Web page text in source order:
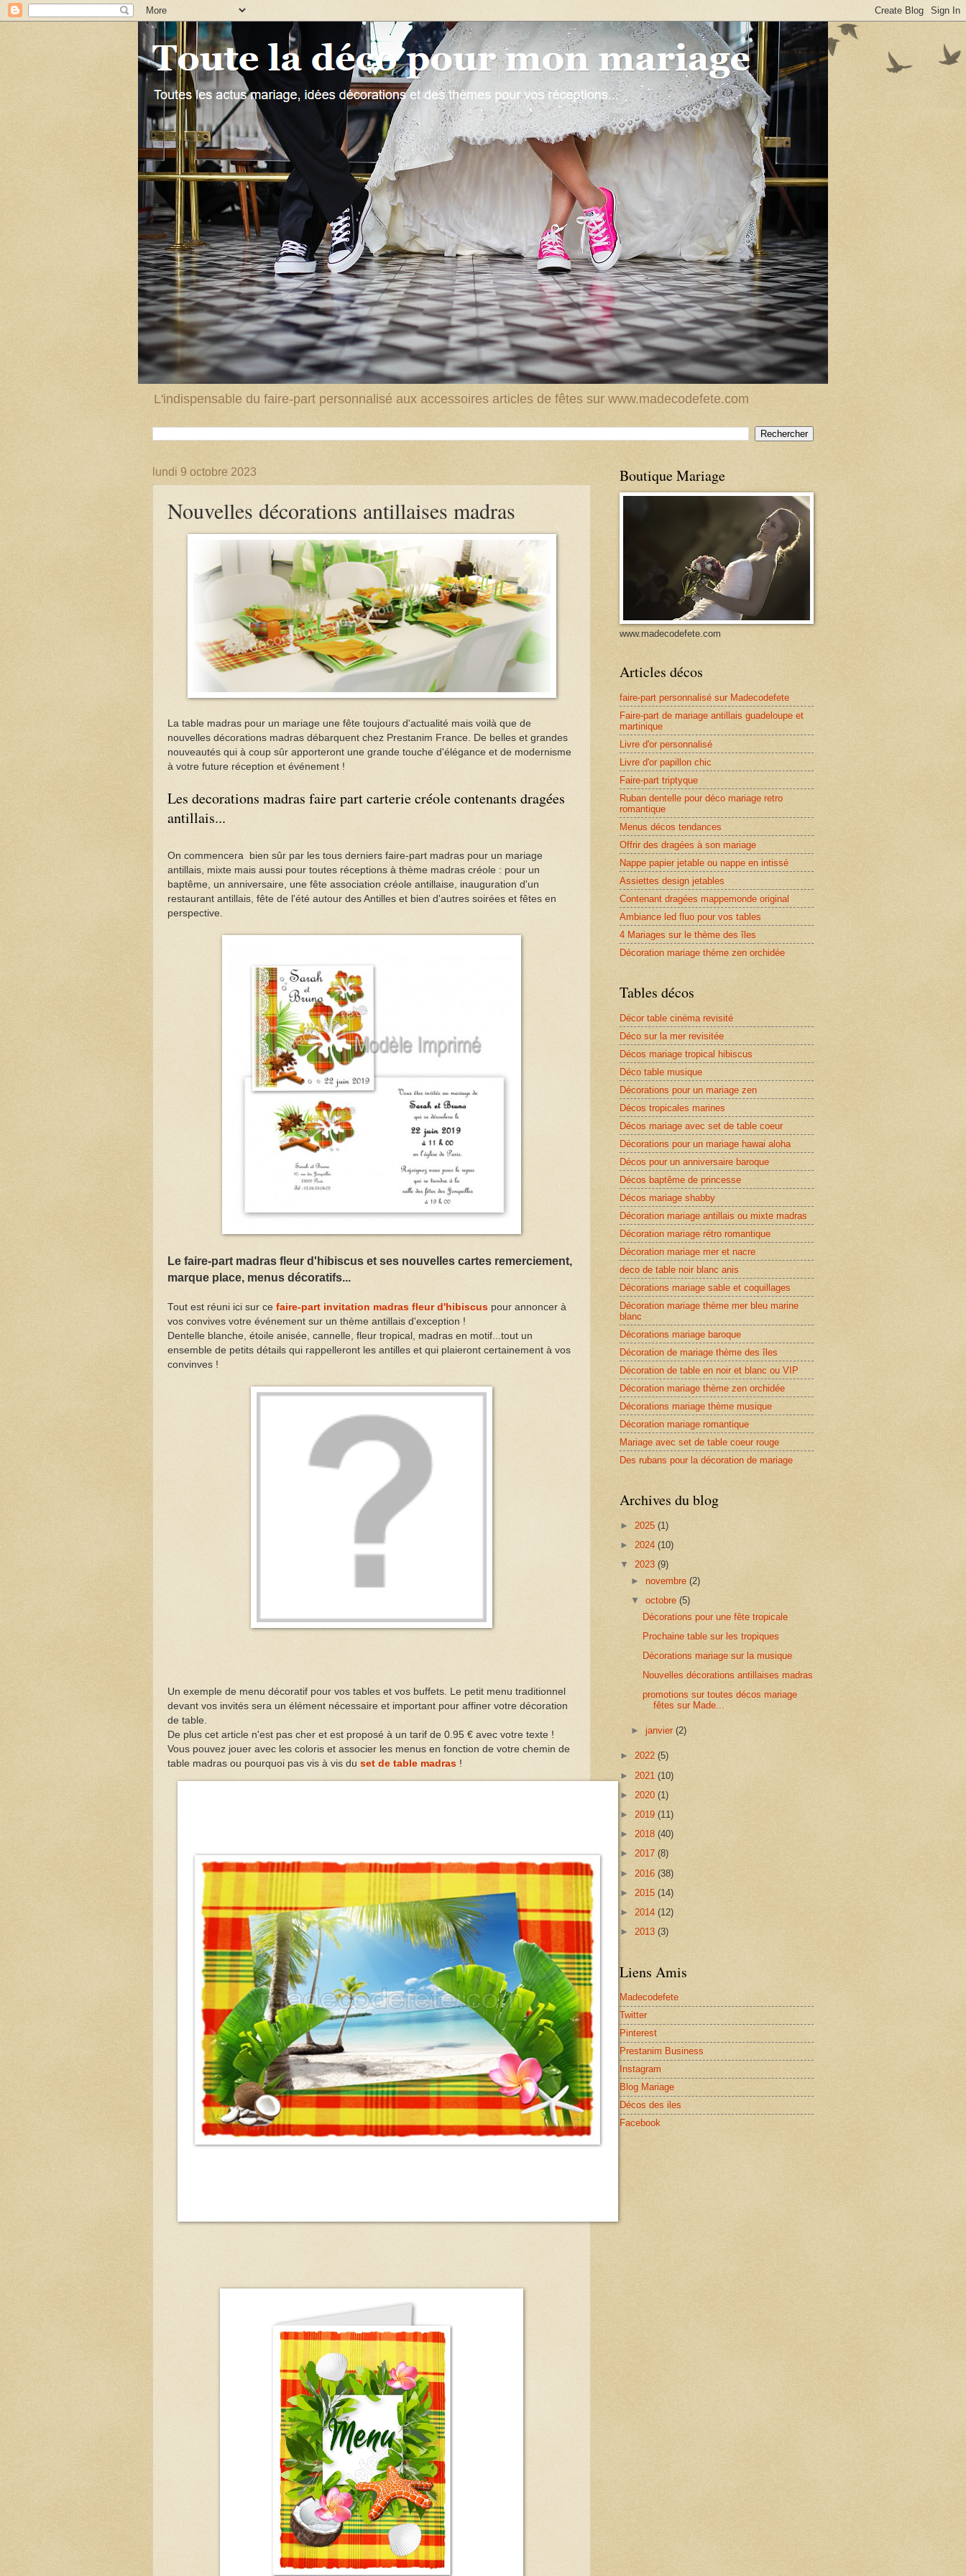
L'indispensable du faire-part personnalisé aux accessoires articles de fêtes sur www.madecodefete.com
lundi 9 octobre 2023
Nouvelles décorations antillaises madras
La table madras pour un mariage une fête toujours d'actualité mais voilà que de
nouvelles décorations madras débarquent chez Prestanim France. De belles et grandes
nouveautés qui à coup sûr apporteront une grande touche d'élégance et de modernisme
à votre future réception et événement !
Les decorations madras faire part carterie créole contenants dragées
antillais...
On commencera bien sûr par les tous derniers faire-part madras pour un mariage
antillais, mixte mais aussi pour toutes réceptions à thème madras créole : pour un
baptême, un anniversaire, une fête association créole antillaise, inauguration d'un
restaurant antillais, fête de l'été autour des Antilles et bien d'autres soirées et fêtes en
perspective.
Le faire-part madras fleur d'hibiscus et ses nouvelles cartes remerciement,
marque place, menus décoratifs...
Tout est réuni ici sur ce faire-part invitation madras fleur d'hibiscus pour annoncer à
vos convives votre événement sur un thème antillais d'exception !
Dentelle blanche, étoile anisée, cannelle, fleur tropical, madras en motif...tout un
ensemble de petits détails qui rappelleront les antilles et qui plaieront certainement à vos
convinves !
Un exemple de menu décoratif pour vos tables et vos buffets. Le petit menu traditionnel
devant vos invités sera un élément nécessaire et important pour affiner votre décoration
de table.
De plus cet article n'est pas cher et est proposé à un tarif de 0.95 € avec votre texte !
Vous pouvez jouer avec les coloris et associer les menus en fonction de votre chemin de
table madras ou pourquoi pas vis à vis du set de table madras !
Boutique Mariage
www.madecodefete.com
Articles décos
faire-part personnalisé sur Madecodefete
Faire-part de mariage antillais guadeloupe et
martinique
Livre d'or personnalisé
Livre d'or papillon chic
Faire-part triptyque
Ruban dentelle pour déco mariage retro
romantique
Menus décos tendances
Offrir des dragées à son mariage
Nappe papier jetable ou nappe en intissé
Assiettes design jetables
Contenant dragées mappemonde original
Ambiance led fluo pour vos tables
4 Mariages sur le thème des îles
Décoration mariage thème zen orchidée
Tables décos
Décor table cinéma revisité
Déco sur la mer revisitée
Décos mariage tropical hibiscus
Déco table musique
Décorations pour un mariage zen
Décos tropicales marines
Décos mariage avec set de table coeur
Décorations pour un mariage hawai aloha
Décos pour un anniversaire baroque
Décos baptême de princesse
Décos mariage shabby
Décoration mariage antillais ou mixte madras
Décoration mariage rétro romantique
Décoration mariage mer et nacre
deco de table noir blanc anis
Décorations mariage sable et coquillages
Décoration mariage thème mer bleu marine
blanc
Décorations mariage baroque
Décoration de mariage thème des îles
Décoration de table en noir et blanc ou VIP
Décoration mariage thème zen orchidée
Décorations mariage thème musique
Décoration mariage romantique
Mariage avec set de table coeur rouge
Des rubans pour la décoration de mariage
Archives du blog
► 2025 (1)
► 2024 (10)
▼ 2023 (9)
►novembre(2)
▼octobre(5)
Décorations pour une fête tropicale
Prochaine table sur les tropiques
Décorations mariage sur la musique
Nouvelles décorations antillaises madras
promotions sur toutes décos mariage
fêtes sur Made...
►janvier(2)
► 2022 (5)
► 2021 (10)
► 2020 (1)
► 2019 (11)
► 2018 (40)
► 2017 (8)
► 2016 (38)
► 2015 (14)
► 2014 (12)
► 2013 (3)
Liens Amis
Madecodefete
Twitter
Pinterest
Prestanim Business
Instagram
Blog Mariage
Décos des iles
Facebook